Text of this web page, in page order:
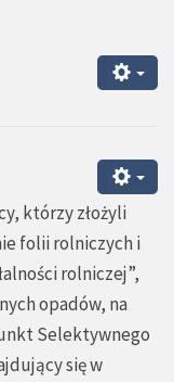
którzy złożyli
folii rolniczych i
rolniczej”,
opadów, na
Selektywnego
się w